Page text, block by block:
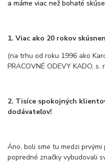
a máme viac než bohaté
1. Viac ako 20 rokov
(na trhu od roku 1996 ako
PRACOVNÉ ODEVY KADO, s.
2. Tisíce spokojných
dodávateľov!
Áno, boli sme tu medzi
popredné značky vybudovali